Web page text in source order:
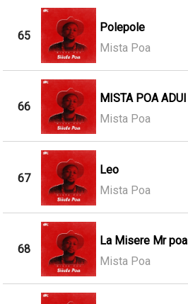
65
Polepole
Mista Poa
66
MISTA POA ADUI
Mista Poa
67
Leo
Mista Poa
68
La Misere Mr poa
Mista Poa